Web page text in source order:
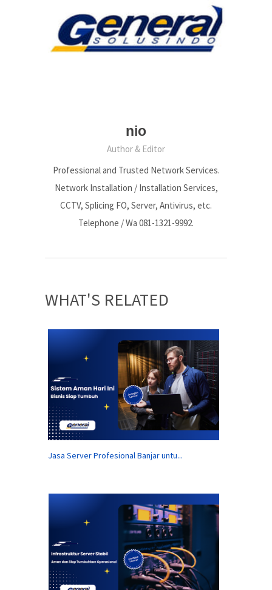
nio
Author & Editor
Professional and Trusted Network Services.
Network Installation / Installation Services,
CCTV, Splicing FO, Server, Antivirus, etc.
Telephone / Wa 081-1321-9992.
WHAT'S RELATED
Jasa Server Profesional Banjar untu...